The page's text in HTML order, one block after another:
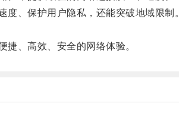
、保护用户隐私，还能突破地域限制。
、高效、安全的网络体验。